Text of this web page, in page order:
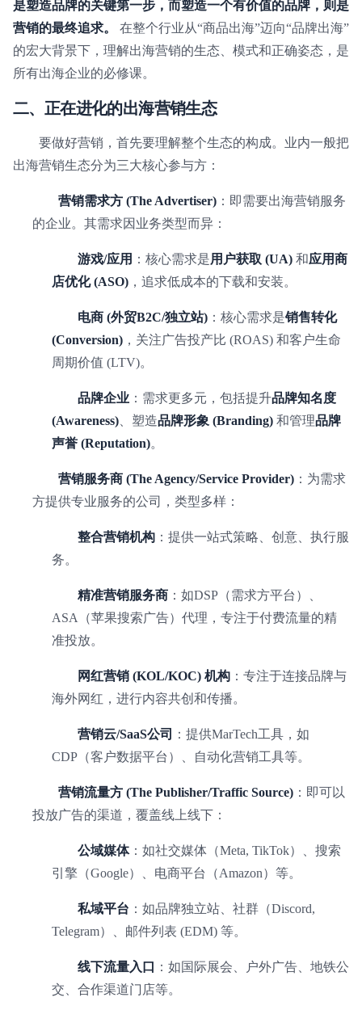
是塑造品牌的关键第一步，而塑造一个有价值的品牌，则是
营销的最终追求。
在整个行业从“商品出海”迈向“品牌出海”
的宏大背景下，理解出海营销的生态、模式和正确姿态，是
所有出海企业的必修课。
二、正在进化的出海营销生态
要做好营销，首先要理解整个生态的构成。业内一般把
出海营销生态分为三大核心参与方：
营销需求方 (The Advertiser) ：即需要出海营销服务
的企业。其需求因业务类型而异：
游戏/应用 ：核心需求是用户获取 (UA) 和应用商
店优化 (ASO) ，追求低成本的下载和安装。
电商 (外贸B2C/独立站) ：核心需求是销售转化
(Conversion) ，关注广告投产比 (ROAS) 和客户生命
周期价值 (LTV)。
品牌企业 ：需求更多元，包括提升品牌知名度
(Awareness) 、塑造品牌形象 (Branding) 和管理品牌
声誉 (Reputation)。
营销服务商 (The Agency/Service Provider) ：为需求
方提供专业服务的公司，类型多样：
整合营销机构 ：提供一站式策略、创意、执行服
务。
精准营销服务商 ：如DSP（需求方平台）、
ASA（苹果搜索广告）代理，专注于付费流量的精
准投放。
网红营销 (KOL/KOC) 机构 ：专注于连接品牌与
海外网红，进行内容共创和传播。
营销云/SaaS公司
：提供MarTech工具，如
CDP（客户数据平台）、自动化营销工具等。
营销流量方 (The Publisher/Traffic Source) ：即可以
投放广告的渠道，覆盖线上线下：
公域媒体：如社交媒体（Meta, TikTok）、搜索
引擎（Google）、电商平台（Amazon）等。
私域平台 ：如品牌独立站、社群（Discord,
Telegram）、邮件列表 (EDM) 等。
线下流量入口
：如国际展会、户外广告、地铁公
交、合作渠道门店等。